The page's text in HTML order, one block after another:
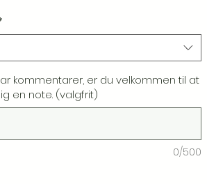
kommentarer, er du velkommen til at
en note. (valgfrit)
0/500